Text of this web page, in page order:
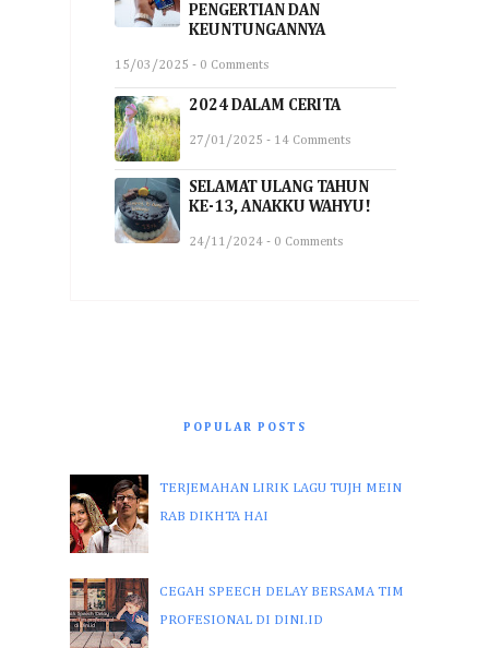
PENGERTIAN DAN
KEUNTUNGANNYA
15/03/2025 - 0 Comments
2024 DALAM CERITA
27/01/2025 - 14 Comments
SELAMAT ULANG TAHUN
KE-13, ANAKKU WAHYU!
24/11/2024 - 0 Comments
POPULAR POSTS
TERJEMAHAN LIRIK LAGU TUJH MEIN
RAB DIKHTA HAI
CEGAH SPEECH DELAY BERSAMA TIM
PROFESIONAL DI DINI.ID